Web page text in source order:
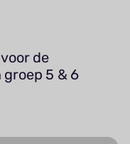
de
5 & 6